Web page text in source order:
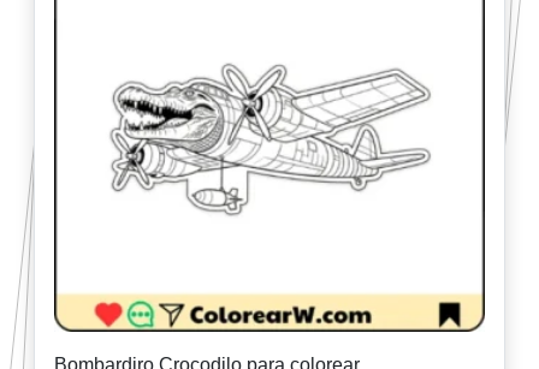
Bombardiro Crocodilo para colorear